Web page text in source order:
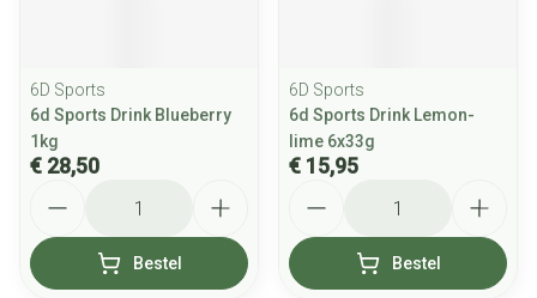
6D Sports
6d Sports Drink Blueberry
1kg
€ 28,50
Bestel
6D Sports
6d Sports Drink Lemon-
lime 6x33g
€ 15,95
Bestel